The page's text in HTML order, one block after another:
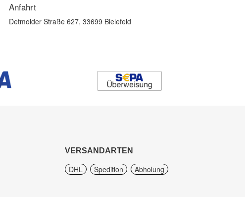
Anfahrt
Detmolder Straße 627, 33699 Bielefeld
VERSANDARTEN
DHL Spedition Abholung